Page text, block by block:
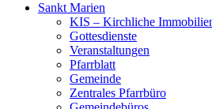
Sankt Marien
KIS – Kirchliche
Gottesdienste
Veranstaltungen
Pfarrblatt
Gemeinde
Zentrales Pfarrbüro